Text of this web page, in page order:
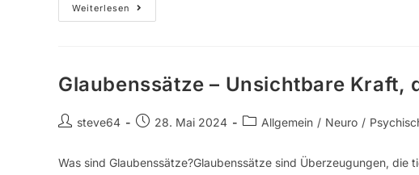
Weiterlesen
Glaubenssätze – Unsichtbare Kraft,
steve64 28. Mai 2024 Allgemein / Neuro /
Was sind Glaubenssätze?Glaubenssätze sind Überzeugungen,